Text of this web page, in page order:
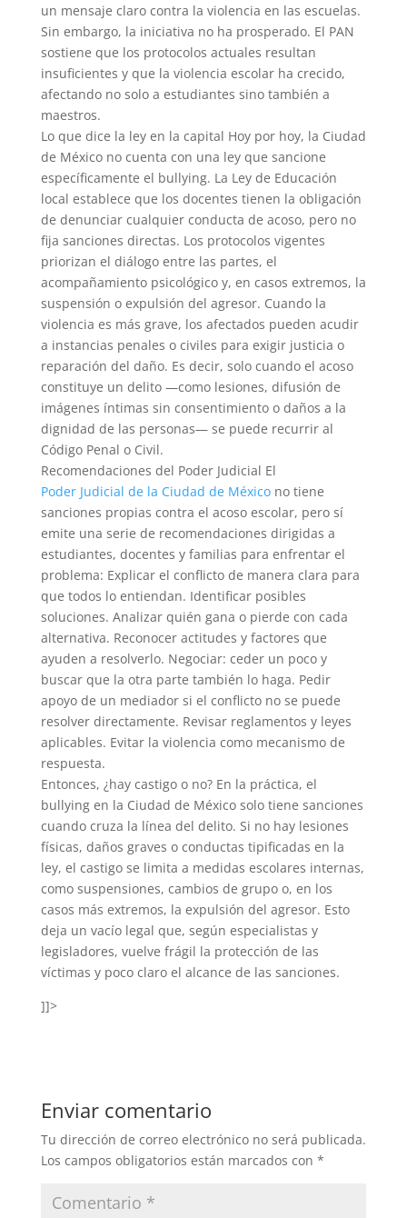
un mensaje claro contra la violencia en las escuelas.
Sin embargo, la iniciativa no ha prosperado. El PAN
sostiene que los protocolos actuales resultan
insuficientes y que la violencia escolar ha crecido,
afectando no solo a estudiantes sino también a
maestros.
Lo que dice la ley en la capital Hoy por hoy, la Ciudad
de México no cuenta con una ley que sancione
específicamente el bullying. La Ley de Educación
local establece que los docentes tienen la obligación
de denunciar cualquier conducta de acoso, pero no
fija sanciones directas. Los protocolos vigentes
priorizan el diálogo entre las partes, el
acompañamiento psicológico y, en casos extremos, la
suspensión o expulsión del agresor. Cuando la
violencia es más grave, los afectados pueden acudir
a instancias penales o civiles para exigir justicia o
reparación del daño. Es decir, solo cuando el acoso
constituye un delito —como lesiones, difusión de
imágenes íntimas sin consentimiento o daños a la
dignidad de las personas— se puede recurrir al
Código Penal o Civil.
Recomendaciones del Poder Judicial El
Poder Judicial de la Ciudad de Méxicono tiene
sanciones propias contra el acoso escolar, pero sí
emite una serie de recomendaciones dirigidas a
estudiantes, docentes y familias para enfrentar el
problema: Explicar el conflicto de manera clara para
que todos lo entiendan. Identificar posibles
soluciones. Analizar quién gana o pierde con cada
alternativa. Reconocer actitudes y factores que
ayuden a resolverlo. Negociar: ceder un poco y
buscar que la otra parte también lo haga. Pedir
apoyo de un mediador si el conflicto no se puede
resolver directamente. Revisar reglamentos y leyes
aplicables. Evitar la violencia como mecanismo de
respuesta.
Entonces, ¿hay castigo o no? En la práctica, el
bullying en la Ciudad de México solo tiene sanciones
cuando cruza la línea del delito. Si no hay lesiones
físicas, daños graves o conductas tipificadas en la
ley, el castigo se limita a medidas escolares internas,
como suspensiones, cambios de grupo o, en los
casos más extremos, la expulsión del agresor. Esto
deja un vacío legal que, según especialistas y
legisladores, vuelve frágil la protección de las
víctimas y poco claro el alcance de las sanciones.
]]>
Enviar comentario
Tu dirección de correo electrónico no será publicada.
Los campos obligatorios están marcados con *